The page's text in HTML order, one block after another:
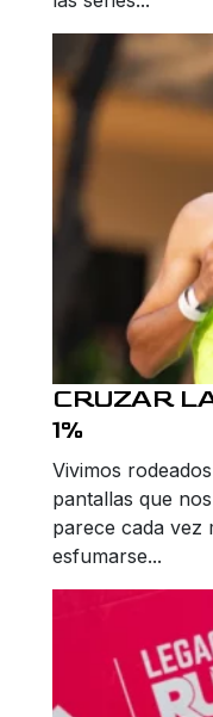
CRUZAR
1%
Vivimos
pantallas que
parece cada vez
esfumarse...